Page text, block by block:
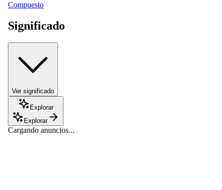
Compuesto
Significado
Ver significado
Explorar
Explorar
Cargando anuncios...